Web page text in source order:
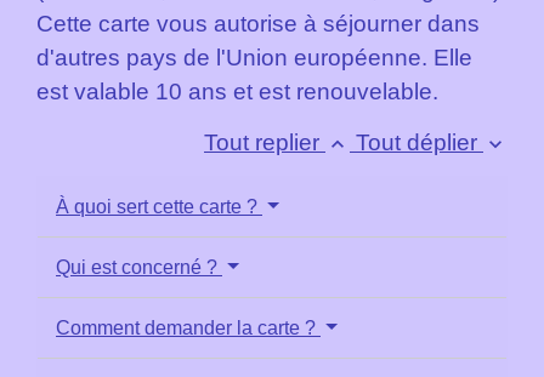
Cette carte vous autorise à séjourner dans
d'autres pays de l'Union européenne. Elle
est valable 10 ans et est renouvelable.
Tout replier keyboard_arrow_up Tout déplier keyboard_arrow_down
À quoi sert cette carte ?
Qui est concerné ?
Comment demander la carte ?